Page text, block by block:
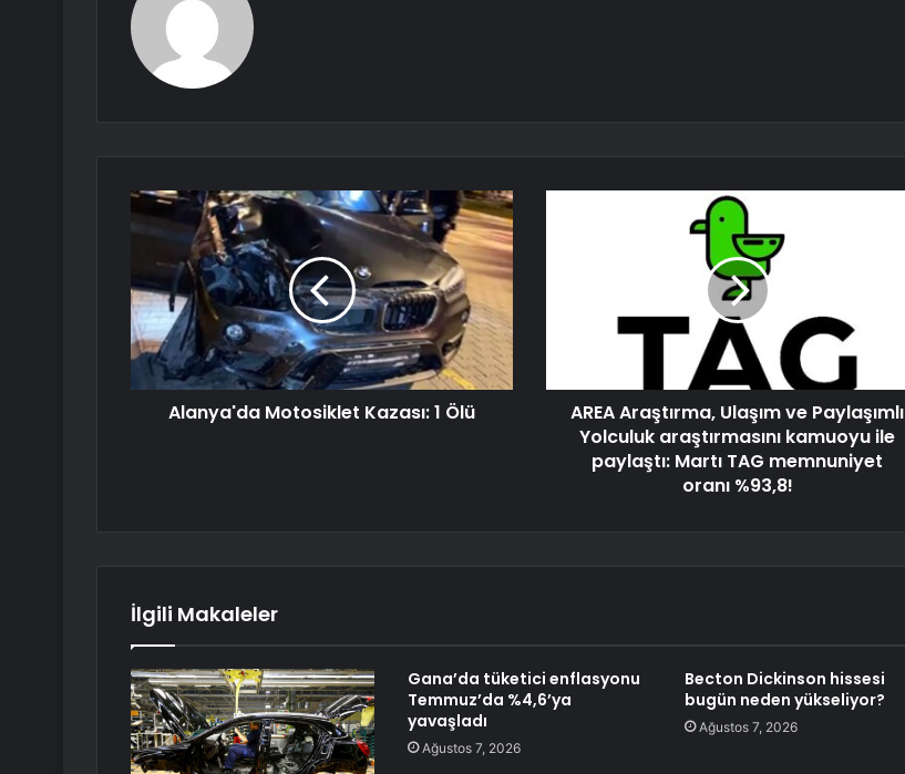
Alanya'da Motosiklet Kazası: 1 Ölü
AREA Araştırma, Ulaşım ve Paylaşımlı
Yolculuk araştırmasını kamuoyu ile
paylaştı: Martı TAG memnuniyet
oranı %93,8!
İlgili Makaleler
Gana’da tüketici enflasyonu
Temmuz’da %4,6’ya
yavaşladı
Ağustos 7, 2026
Becton Dickinson hissesi
bugün neden yükseliyor?
Ağustos 7, 2026